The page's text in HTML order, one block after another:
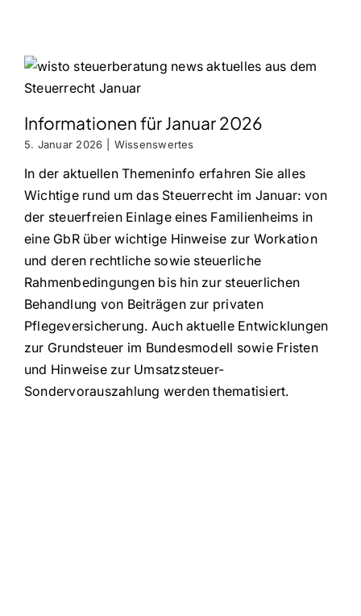
Informationen für Januar 2026
5. Januar 2026 Wissenswertes
In der aktuellen Themeninfo erfahren Sie alles
Wichtige rund um das Steuerrecht im Januar: von
der steuerfreien Einlage eines Familienheims in
eine GbR über wichtige Hinweise zur Workation
und deren rechtliche sowie steuerliche
Rahmenbedingungen bis hin zur steuerlichen
Behandlung von Beiträgen zur privaten
Pflegeversicherung. Auch aktuelle Entwicklungen
zur Grundsteuer im Bundesmodell sowie Fristen
und Hinweise zur Umsatzsteuer-
Sondervorauszahlung werden thematisiert.